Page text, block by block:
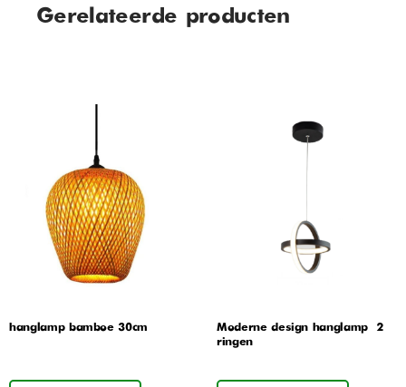
Gerelateerde producten
hanglamp bamboe 30cm
Moderne design hanglamp – 2
ringen